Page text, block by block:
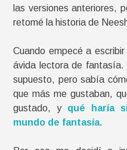
las versiones anteriores,
retomé la historia de
Cuando empecé a
ávida lectora de
supuesto, pero sabía
que más me gustaban,
gustado, y qué haría
mundo de fantasía.